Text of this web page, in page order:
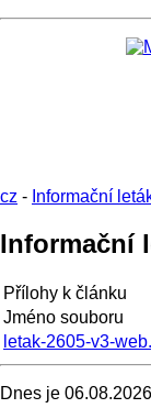
cz - Informační
Informační
Přílohy k článku
Jméno souboru
letak-2605-v3-
Dnes je 06.08.2026